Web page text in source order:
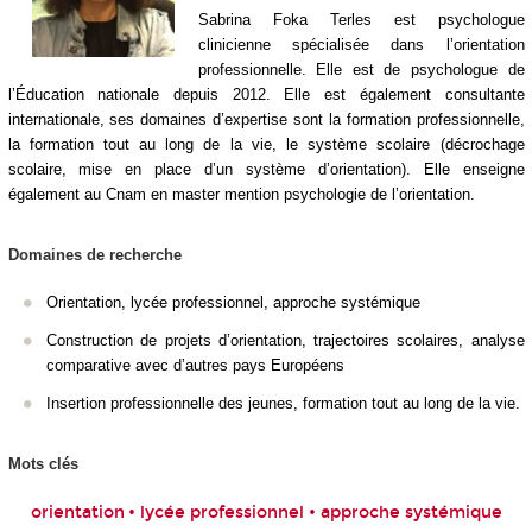
Sabrina Foka Terles est psychologue
clinicienne spécialisée dans l’orientation
professionnelle. Elle est de psychologue de
l’Éducation nationale depuis 2012. Elle est également consultante
internationale, ses domaines d’expertise sont la formation professionnelle,
la formation tout au long de la vie, le système scolaire (décrochage
scolaire, mise en place d’un système d’orientation). Elle enseigne
également au Cnam en master mention psychologie de l’orientation.
Domaines de recherche
Orientation, lycée professionnel, approche systémique
Construction de projets d’orientation, trajectoires scolaires, analyse
comparative avec d’autres pays Européens
Insertion professionnelle des jeunes, formation tout au long de la vie.
Mots clés
orientation • lycée professionnel • approche systémique